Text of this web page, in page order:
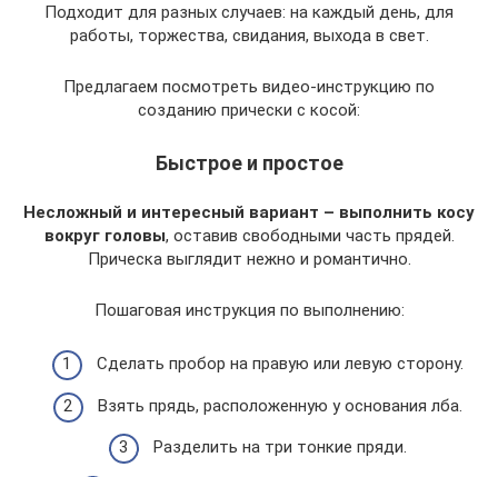
Подходит для разных случаев: на каждый день, для
работы, торжества, свидания, выхода в свет.
Предлагаем посмотреть видео-инструкцию по
созданию прически с косой:
Быстрое и простое
Несложный и интересный вариант – выполнить косу
вокруг головы, оставив свободными часть прядей.
Прическа выглядит нежно и романтично.
Пошаговая инструкция по выполнению:
Сделать пробор на правую или левую сторону.
Взять прядь, расположенную у основания лба.
Разделить на три тонкие пряди.